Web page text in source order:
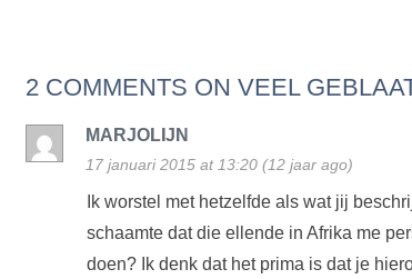
2 COMMENTS ON VEEL
MARJOLIJN
17 januari 2015 at 13:20 (12 jaar ago)
Ik worstel met hetzelfde als wat jij
schaamte dat die ellende in Afrika me
doen? Ik denk dat het prima is dat je